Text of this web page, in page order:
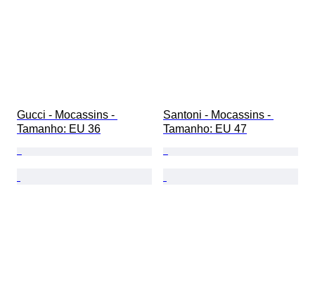
Gucci - Mocassins -
Tamanho: EU 36
Santoni - Mocassins -
Tamanho: EU 47